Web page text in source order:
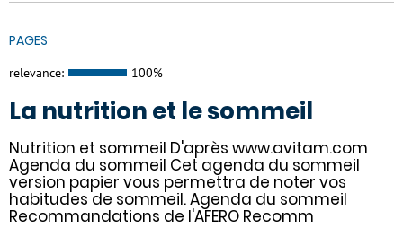
PAGES
relevance: 100%
La nutrition et le sommeil
Nutrition et sommeil D'après www.avitam.com
Agenda du sommeil Cet agenda du sommeil
version papier vous permettra de noter vos
habitudes de sommeil. Agenda du sommeil
Recommandations de l'AFERO Recomm